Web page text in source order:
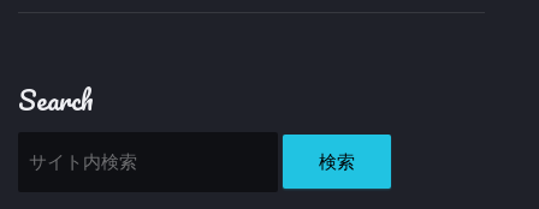
Search